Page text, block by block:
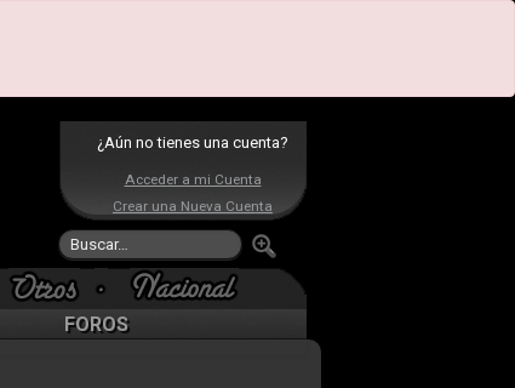
¿Aún no tienes una cuenta?
Acceder a mi Cuenta
Crear una Nueva Cuenta
FOROS